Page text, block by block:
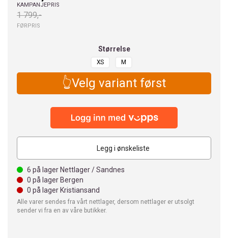
KAMPANJEPRIS
1 799,-
FØRPRIS
Størrelse
XS M
👆Velg variant først
Legg i ønskeliste
6 på lager Nettlager / Sandnes
0 på lager Bergen
0 på lager Kristiansand
Alle varer sendes fra vårt nettlager, dersom nettlager er utsolgt
sender vi fra en av våre butikker.